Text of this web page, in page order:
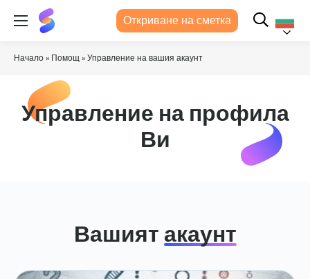
Suits
Me® Откриване на сметка
Начало» Помощ»Управление на вашия акаунт
Управление на профила
Ви
Вашият акаунт